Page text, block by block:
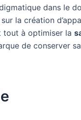
dans le
la création
tout à optimiser la
de conserver